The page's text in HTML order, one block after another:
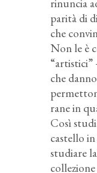
rinuncia
parità di
che
Non le è
che
rane in
Così
castello
studiare